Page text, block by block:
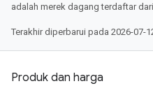
adalah merek dagang terdaftar
Terakhir diperbarui pada 2026-07-
Produk dan harga